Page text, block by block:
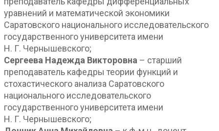
уравнений и математической экономики
Саратовского национального исследовательского
государственного университета имени
Н. Г. Чернышевского;
Сергеева Надежда Викторовна – старший
преподаватель кафедры теории функций и
стохастического анализа Саратовского
национального исследовательского
государственного университета имени
Н. Г. Чернышевского;